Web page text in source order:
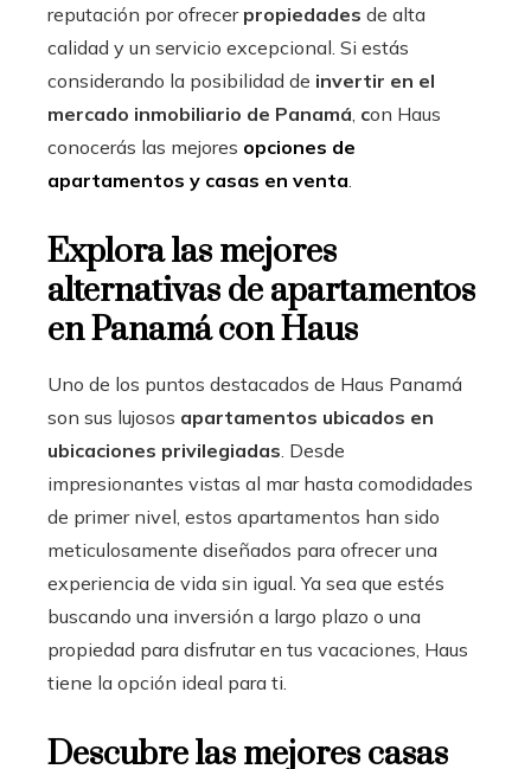
reputación por ofrecer propiedades de alta
calidad y un servicio excepcional. Si estás
considerando la posibilidad de invertir en el
mercado inmobiliario de Panamá con Haus
conocerás las mejores opciones de
apartamentos y casas en venta
Explora las mejores
alternativas de apartamentos
en Panamá con Haus
Uno de los puntos destacados de Haus Panamá
son sus lujosos apartamentos ubicados en
ubicaciones privilegiadas . Desde
impresionantes vistas al mar hasta comodidades
de primer nivel, estos apartamentos han sido
meticulosamente diseñados para ofrecer una
experiencia de vida sin igual. Ya sea que estés
buscando una inversión a largo plazo o una
propiedad para disfrutar en tus vacaciones, Haus
tiene la opción ideal para ti.
Descubre las mejores casas